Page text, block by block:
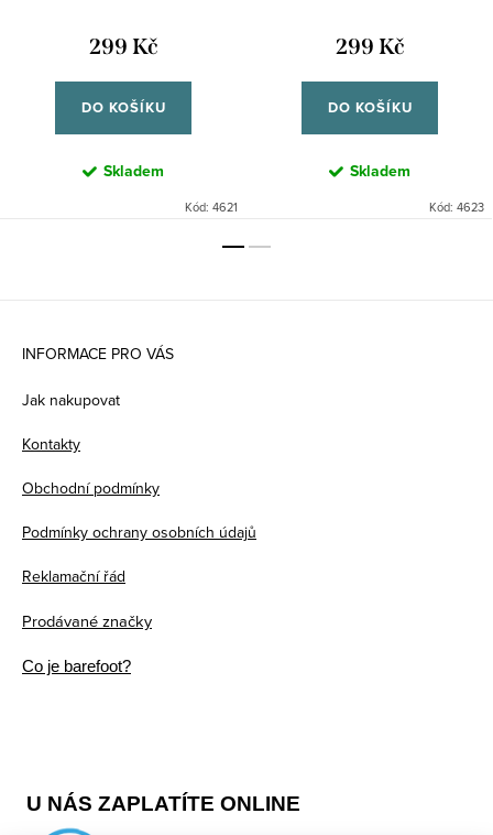
299 Kč
DO KOŠÍKU
Skladem
Kód: 4621
299 Kč
DO KOŠÍKU
Skladem
Kód: 4623
INFORMACE PRO VÁS
Jak nakupovat
Kontakty
Obchodní podmínky
Podmínky ochrany osobních údajů
Reklamační řád
Prodávané značky
Co je barefoot?
U NÁS ZAPLATÍTE ONLINE